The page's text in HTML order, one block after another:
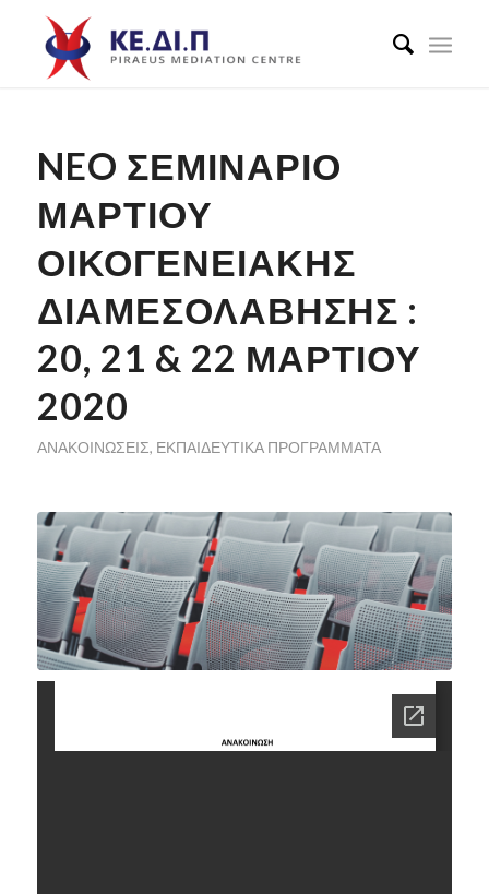
NEO ΣΕΜΙΝΑΡΙΟ
ΜΑΡΤΙΟΥ
ΟΙΚΟΓΕΝΕΙΑΚΗΣ
ΔΙΑΜΕΣΟΛΆΒΗΣΗΣ :
20, 21 & 22 ΜΑΡΤΊΟΥ
2020
ΑΝΑΚΟΙΝΏΣΕΙΣ, ΕΚΠΑΙΔΕΥΤΙΚΆ ΠΡΟΓΡΆΜΜΑΤΑ